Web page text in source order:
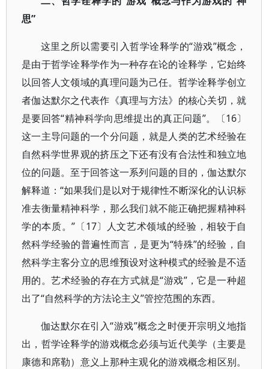
思”
这里之所以需要引入哲学诠释学的“游戏”概念，
是由于哲学诠释学作为一种存在论的诠释学，它始终
以回答人文领域的真理问题为己任。哲学诠释学创立
者伽达默尔之代表作《真理与方法》的核心关切，就
是要回答“精神科学向思维提出的真正问题”。〔16〕
这一主导问题的一个分问题，就是人类的艺术经验在
自然科学世界观的挤压之下还有没有合法性和独立地
位的问题。至于回答这一系列问题的目的，伽达默尔
解释道：“如果我们是以对于规律性不断深化的认识标
准去衡量精神科学，那么我们就不能正确把握精神科
学的本质。”〔17〕人文艺术领域的经验，相较于自
然科学经验的普遍性而言，是更为“特殊”的经验，自
然科学主客分立的思维预设对这种模式的经验是不适
用的。艺术经验的存在方式就是“游戏”，它是一种超
出了“自然科学的方法论主义”管控范围的东西。
伽达默尔在引入“游戏”概念之时便开宗明义地指
出，哲学诠释学的游戏概念必须与近代美学（主要是
康德和席勒）意义上那种主观化的游戏概念相区别。